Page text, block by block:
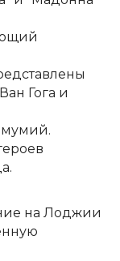
Гога и
мумий.
на Лоджии